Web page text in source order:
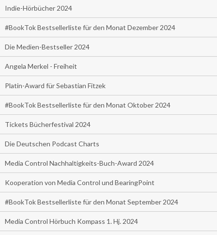
Indie-Hörbücher 2024
#BookTok Bestsellerliste für den Monat Dezember 2024
Die Medien-Bestseller 2024
Angela Merkel - Freiheit
Platin-Award für Sebastian Fitzek
#BookTok Bestsellerliste für den Monat Oktober 2024
Tickets Bücherfestival 2024
Die Deutschen Podcast Charts
Media Control Nachhaltigkeits-Buch-Award 2024
Kooperation von Media Control und BearingPoint
#BookTok Bestsellerliste für den Monat September 2024
Media Control Hörbuch Kompass 1. Hj. 2024